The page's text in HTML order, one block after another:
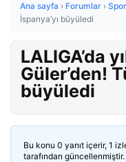
Ana sayfa › Forumlar › Spor
İspanya’yı büyüledi
LALIGA’da
Güler’den!
büyüledi
Bu konu 0 yanıt içerir, 1
tarafından güncellenmiştir.